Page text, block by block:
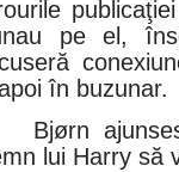
publicaţiei
pe el,
în buzunar.
Bjørn
lui Harry să